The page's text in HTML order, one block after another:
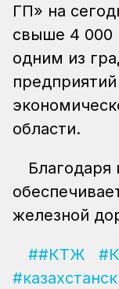
ГП» на
свыше 4 000
одним из
области.
Благодаря
железной
##КТЖ